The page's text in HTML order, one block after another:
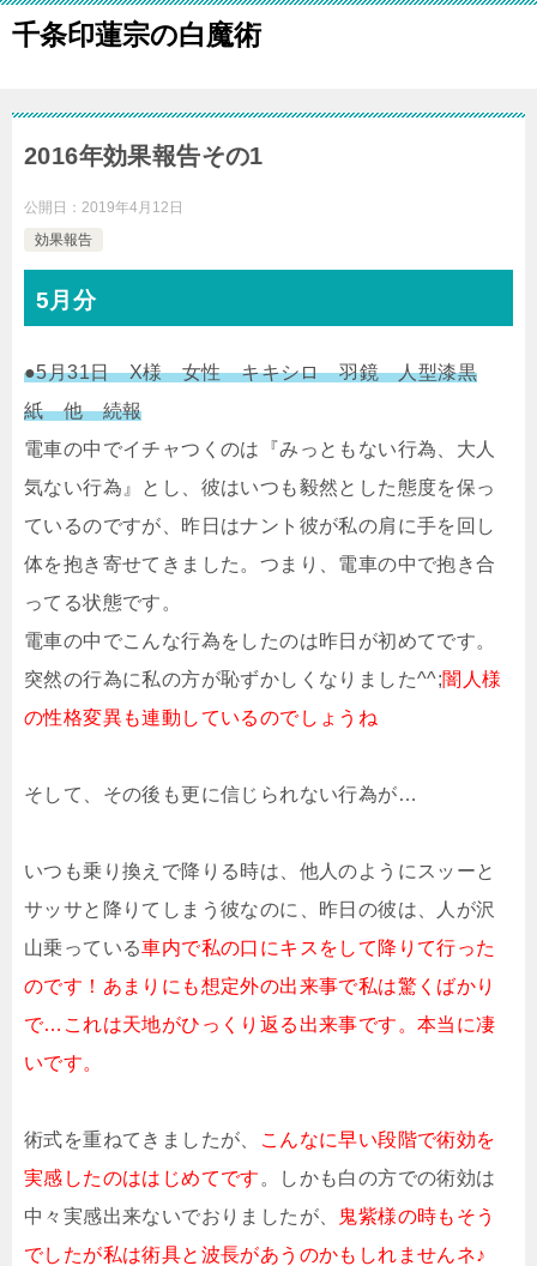
千条印蓮宗の白魔術
2016年効果報告その1
公開日： 2019年4月12日
効果報告
5月分
●5月31日 X様 女性 キキシロ 羽鏡 人型漆黒
紙 他 続報
電車の中でイチャつくのは『みっともない行為、大人
気ない行為』とし、彼はいつも毅然とした態度を保っ
ているのですが、昨日はナント彼が私の肩に手を回し
体を抱き寄せてきました。つまり、電車の中で抱き合
ってる状態です。
電車の中でこんな行為をしたのは昨日が初めてです。
突然の行為に私の方が恥ずかしくなりました^^;闇人様
の性格変異も連動しているのでしょうね
そして、その後も更に信じられない行為が…
いつも乗り換えで降りる時は、他人のようにスッーと
サッサと降りてしまう彼なのに、昨日の彼は、人が沢
山乗っている車内で私の口にキスをして降りて行った
のです！あまりにも想定外の出来事で私は驚くばかり
で…これは天地がひっくり返る出来事です。本当に凄
いです。
術式を重ねてきましたが、
こんなに早い段階で術効を
実感したのははじめてです 。しかも白の方での術効は
中々実感出来ないでおりましたが、 鬼紫様の時もそう
でしたが私は術具と波長があうのかもしれませんネ♪